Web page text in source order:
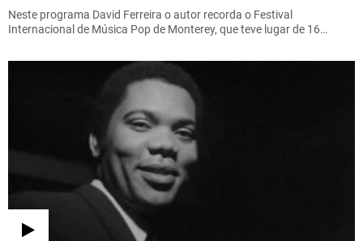
Neste programa David Ferreira o autor recorda o Festival
Internacional de Música Pop de Monterey, que teve lugar de 16…